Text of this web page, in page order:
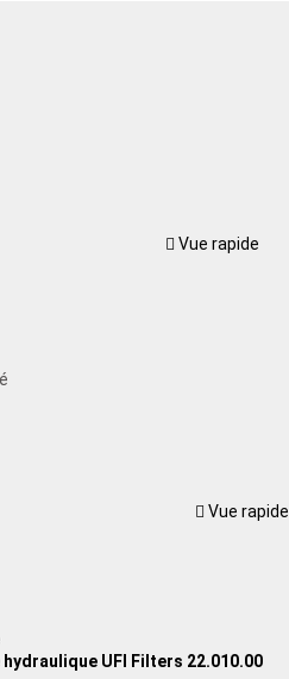
Vue rapide
Vue rapide
hydraulique UFI Filters 22.010.00